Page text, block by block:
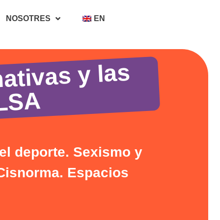
NOSOTRES EN
nor
las
deporte. Sexismo y
Espacios